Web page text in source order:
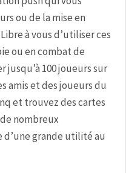
ou de la mise en
à vous d’utiliser ces
ou en combat de
jusqu’à 100 joueurs sur
amis et des joueurs du
et trouvez des cartes
nombreux
grande utilité au